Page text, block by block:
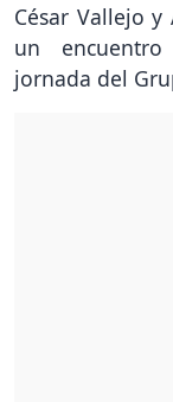
César Vallejo
un
jornada del